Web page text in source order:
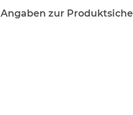
Angaben zur